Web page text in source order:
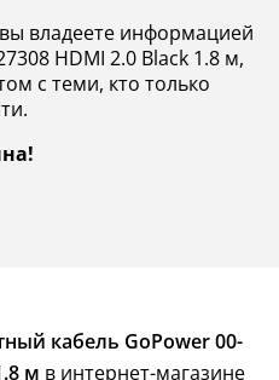
владеете информацией
HDMI 2.0 Black 1.8 м,
с теми, кто только
кабель GoPower 00-
м в интернет-магазине